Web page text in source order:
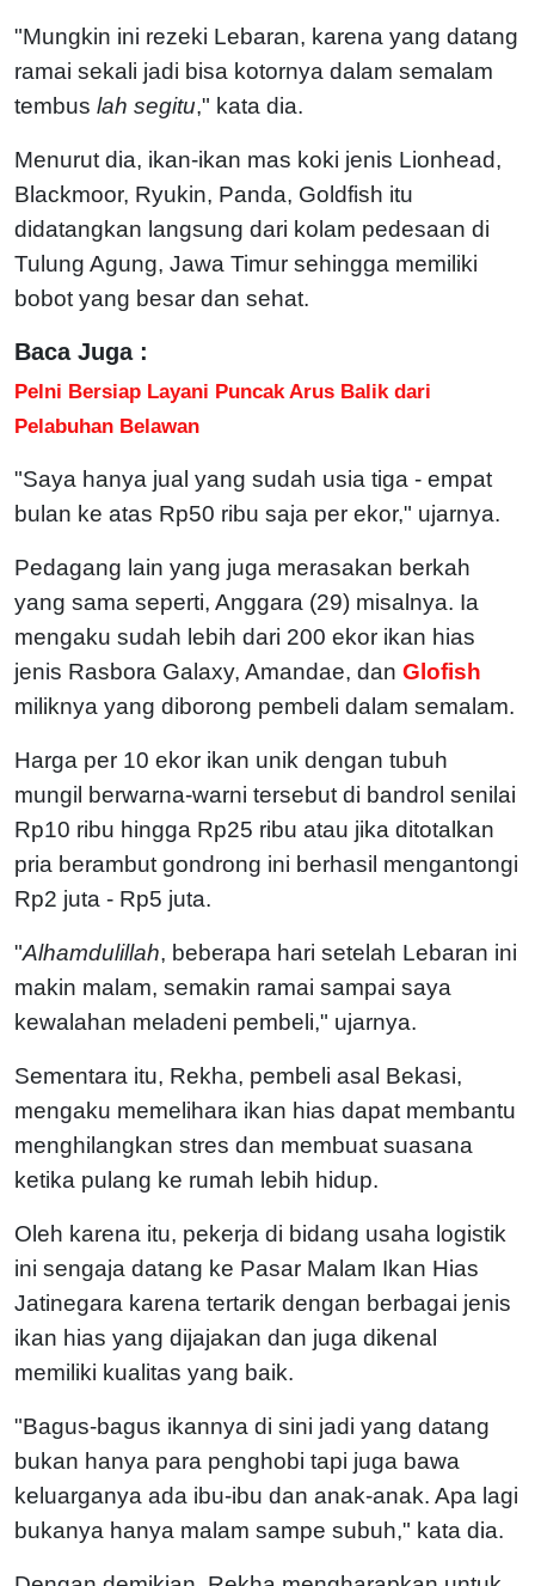
"Mungkin ini rezeki Lebaran, karena yang datang
ramai sekali jadi bisa kotornya dalam semalam
tembus lah segitu," kata dia.
Menurut dia, ikan-ikan mas koki jenis Lionhead,
Blackmoor, Ryukin, Panda, Goldfish itu
didatangkan langsung dari kolam pedesaan di
Tulung Agung, Jawa Timur sehingga memiliki
bobot yang besar dan sehat.
Baca Juga :
Pelni Bersiap Layani Puncak Arus Balik dari
Pelabuhan Belawan
"Saya hanya jual yang sudah usia tiga - empat
bulan ke atas Rp50 ribu saja per ekor," ujarnya.
Pedagang lain yang juga merasakan berkah
yang sama seperti, Anggara (29) misalnya. Ia
mengaku sudah lebih dari 200 ekor ikan hias
jenis Rasbora Galaxy, Amandae, dan Glofish
miliknya yang diborong pembeli dalam semalam.
Harga per 10 ekor ikan unik dengan tubuh
mungil berwarna-warni tersebut di bandrol senilai
Rp10 ribu hingga Rp25 ribu atau jika ditotalkan
pria berambut gondrong ini berhasil mengantongi
Rp2 juta - Rp5 juta.
"Alhamdulillah, beberapa hari setelah Lebaran ini
makin malam, semakin ramai sampai saya
kewalahan meladeni pembeli," ujarnya.
Sementara itu, Rekha, pembeli asal Bekasi,
mengaku memelihara ikan hias dapat membantu
menghilangkan stres dan membuat suasana
ketika pulang ke rumah lebih hidup.
Oleh karena itu, pekerja di bidang usaha logistik
ini sengaja datang ke Pasar Malam Ikan Hias
Jatinegara karena tertarik dengan berbagai jenis
ikan hias yang dijajakan dan juga dikenal
memiliki kualitas yang baik.
"Bagus-bagus ikannya di sini jadi yang datang
bukan hanya para penghobi tapi juga bawa
keluarganya ada ibu-ibu dan anak-anak. Apa lagi
bukanya hanya malam sampe subuh," kata dia.